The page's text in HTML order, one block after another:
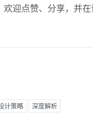
迎点赞、分享，并在
计策略 深度解析